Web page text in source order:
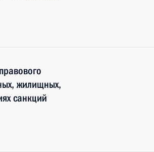
жилищных,
санкций